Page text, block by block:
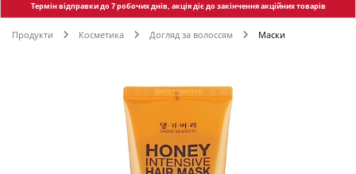
Термін відправкидо 7 робочих днів, акція діє до закінчення акційних товарів
Продукти Косметика Догляд за волоссям Маски